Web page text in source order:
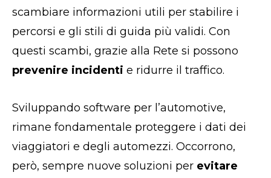
scambiare informazioni utili per stabilire i
percorsi e gli stili di guida più validi. Con
questi scambi, grazie alla Rete si possono
prevenire incidenti e ridurre il traffico.
Sviluppando software per l’automotive,
rimane fondamentale proteggere i dati dei
viaggiatori e degli automezzi. Occorrono,
però, sempre nuove soluzioni per evitare